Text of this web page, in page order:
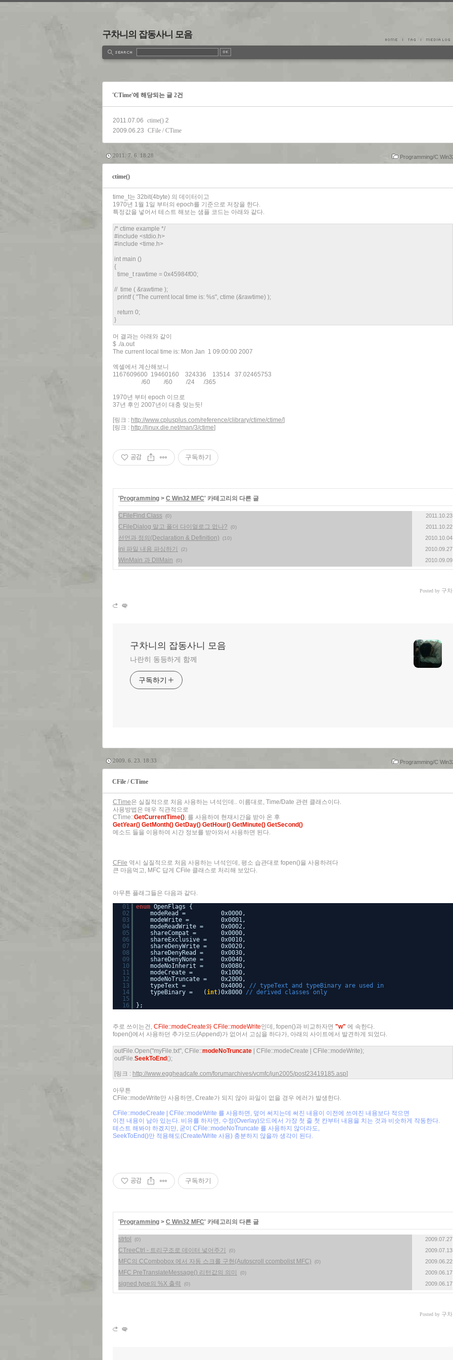
구차니의 잡동사니 모음
'CTime'에 해당되는 글 2건
2011.07.06 ctime() 2
2009.06.23 CFile / CTime
Programming/C
2011. 7. 6. 18:28
ctime()
time_t는 32bit(4byte) 의 데이터이고
1970년 1월 1일 부터의 epoch를 기준으로 저장을 한다.
특정값을 넣어서 테스트 해보는 샘플 코드는 아래와 같다.
/* ctime example */
#include <stdio.h>
#include <time.h>
int main ()
{
time_t rawtime = 0x45984f00;
// time ( &rawtime );
printf ( "The current local time is: %s", ctime (&rawtime) );
return 0;
}
머 결과는 아래와 같이
$ ./a.out
The current local time is: Mon Jan 1 09:00:00 2007
엑셀에서 계산해보니
1167609600 19460160 324336 13514 37.02465753
/60 /60 /24 /365
1970년 부터 epoch 이므로
37년 후인 2007년이 대충 맞는듯!
[링크 : http://www.cplusplus.com/reference/clibrary/ctime/ctime/]
[링크 : http://linux.die.net/man/3/ctime]
공감 구독하기
'Programming > C Win32 MFC' 카테고리의 다른 글
CFileFind Class (0) 2011.10.23
CFileDialog 말고 폴더 다이얼로그 없나? (0) 2011.10.22
선언과 정의(Declaration & Definition) (10) 2010.10.04
ini 파일 내용 파싱하기 (2) 2010.09.27
WinMain 과 DllMain (0) 2010.09.09
Posted by 구
구차니의 잡동사니 모음
나란히 동등하게 함께
구독하기
Programming/C
2009. 6. 23. 18:33
CFile / CTime
CTime은 실질적으로 처음 사용하는 녀석인데.. 이름대로, Time/Date 관련 클래스이다.
사용방법은 매우 직관적으로
CTime::GetCurrentTime(); 를 사용하여 현재시간을 받아 온 후
GetYear() GetMonth() GetDay() GetHour() GetMinute() GetSecond()
메소드 들을 이용하여 시간 정보를 받아와서 사용하면 된다.
CFile 역시 실질적으로 처음 사용하는 녀석인데, 평소 습관대로 fopen()을 사용하려다
큰 마음먹고, MFC 답게 CFile 클래스로 처리해 보았다.
아무튼 플래그들은 다음과 같다.
01
enum OpenFlags {
02
modeRead = 0x0000,
03
modeWrite = 0x0001,
04
modeReadWrite = 0x0002,
05
shareCompat = 0x0000,
06
shareExclusive = 0x0010,
07
shareDenyWrite = 0x0020,
08
shareDenyRead = 0x0030,
09
shareDenyNone = 0x0040,
10
modeNoInherit = 0x0080,
11
modeCreate = 0x1000,
12
modeNoTruncate = 0x2000,
13
typeText = 0x4000, // typeText and typeBinary are used in
14
typeBinary = (int)0x8000 // derived classes only
15
16
};
주로 쓰이는건, CFile::modeCreate와 CFile::modeWrite인데, fopen()과 비교하자면 "w" 에 속한다.
fopen()에서 사용하던 추가모드(Append)가 없어서 고심을 하다가, 아래의 사이트에서 발견하게 되었다.
outFile.Open("myFile.txt", CFile::modeNoTruncate
| CFile::modeCreate | CFile::modeWrite);
outFile.SeekToEnd ();
[링크 : http://www.eggheadcafe.com/forumarchives/vcmfc/jun2005/post23419185.asp]
아무튼
CFile::modeWrite만 사용하면, Create가 되지 않아 파일이 없을 경우 에러가 발생한다.
CFile::modeCreate | CFile::modeWrite 를 사용하면, 덮어 써지는데 써진 내용이 이전에 쓰여진 내용보다 적으면
이전 내용이 남아 있는다. 비유를 하자면, 수정(Overlay)모드에서 가장 첫 줄 첫 칸부터 내용을 치는 것과 비슷하게 작동한다.
테스트 해봐야 하겠지만, 굳이 CFile::modeNoTruncate 를 사용하지 않더라도,
SeekToEnd()만 적용해도(Create/Write 사용) 충분하지 않을까 생각이 된다.
공감 구독하기
'Programming > C Win32 MFC' 카테고리의 다른 글
strtol (0) 2009.07.27
CTreeCtrl - 트리구조로 데이터 넣어주기 (0) 2009.07.13
MFC의 CCombobox 에서 자동 스크롤 구현(Autoscroll ccombolist MFC) (0) 2009.06.22
MFC PreTranslateMessage() 리턴값의 의미 (0) 2009.06.17
signed type의 %X 출력 (0) 2009.06.17
Posted by 구